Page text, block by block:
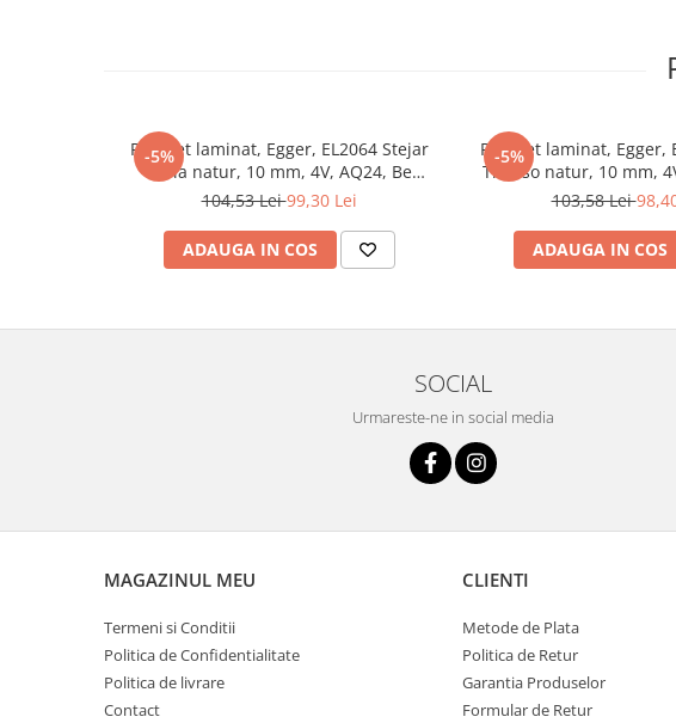
formaldehidă ale pardoselilor laminate KRONOTEX sunt comparabile cu cele
Curătat
Competența de bază a firmei KRONOTEX GmbH & Co. KG, care a fost
de a produce parchet laminat de înaltă calitate
. Membru al KRONO
SWISS pe plan internațional, KRONOTEX este unul dintre cei mai importanți
europeni de parchet laminat. La sediul sau, în Heiligengrabe, Germania, mai
angajațifolosesc metode de producție ecologice
pentru a fabrica
-5%
Parchet laminat, Egger, EL2064 Stejar
Soria natur, 10 mm, 4V, AQ24, Be
Simplistic 2
104,53 Lei99,30 Lei
ADAUGA IN COS
-5%
Parchet laminat, Egger,
Treviso natur, 10 mm,
Natural 2
103,58 Lei
ADAUGA IN COS
SOCIAL
Urmareste-ne in social media
MAGAZINUL MEU
Termeni si Conditii
Politica de Confidentialitate
Politica de livrare
Contact
CLIENTI
Metode de Plata
Politica de Retur
Garantia Produselor
Formular de Retur